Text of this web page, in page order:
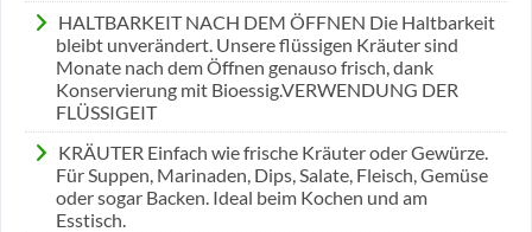
HALTBARKEIT NACH DEM ÖFFNEN Die Haltbarkeit
bleibt unverändert. Unsere flüssigen Kräuter sind
Monate nach dem Öffnen genauso frisch, dank
Konservierung mit Bioessig.VERWENDUNG DER
FLÜSSIGEIT
KRÄUTER Einfach wie frische Kräuter oder Gewürze.
Für Suppen, Marinaden, Dips, Salate, Fleisch, Gemüse
oder sogar Backen. Ideal beim Kochen und am
Esstisch.